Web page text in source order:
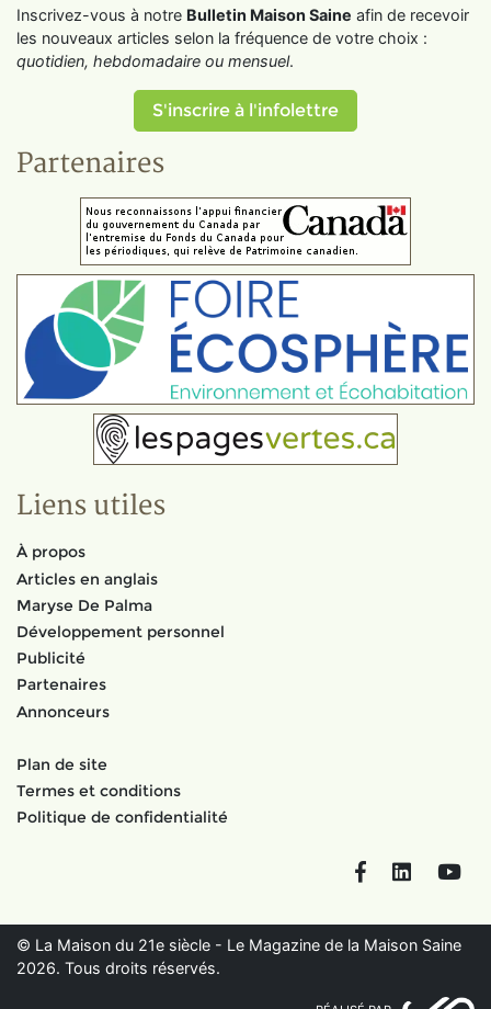
Inscrivez-vous à notre Bulletin Maison Saine afin de recevoir
les nouveaux articles selon la fréquence de votre choix :
quotidien, hebdomadaire ou mensuel.
S'inscrire à l'infolettre
Partenaires
Liens utiles
À propos
Articles en anglais
Maryse De Palma
Développement personnel
Publicité
Partenaires
Annonceurs
Plan de site
Termes et conditions
Politique de confidentialité
FacebookLinkedIn
© La Maison du 21e siècle - Le Magazine de la Maison Saine
2026. Tous droits réservés.